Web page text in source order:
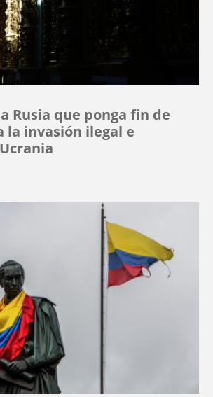
Rusia que ponga fin de
la invasión ilegal e